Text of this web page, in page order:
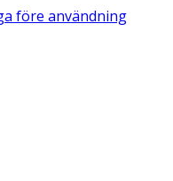
före användning